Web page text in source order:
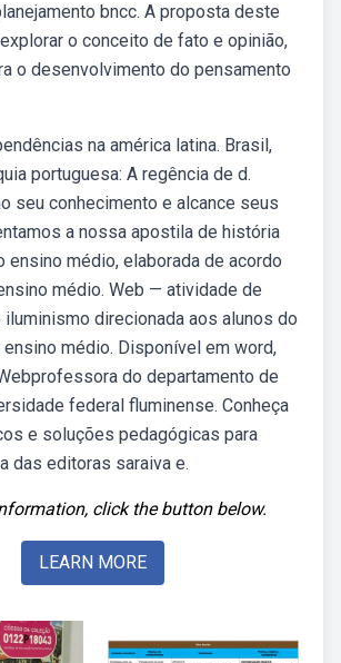
bncc. A proposta deste
o conceito de fato e opinião,
o desenvolvimento do pensamento
na américa latina. Brasil,
portuguesa: A regência de d.
seu conhecimento e alcance seus
a nossa apostila de história
ensino médio, elaborada de acordo
médio. Web — atividade de
direcionada aos alunos do
médio. Disponível em word,
do departamento de
federal fluminense. Conheça
e soluções pedagógicas para
das editoras saraiva e.
click the button below.
LEARN MORE